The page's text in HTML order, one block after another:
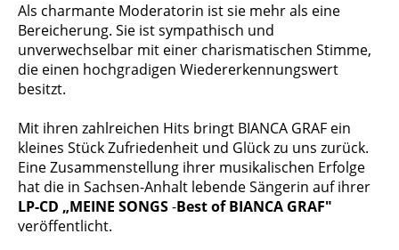
Als charmante Moderatorin ist sie mehr als eine
Berei­cherung. Sie ist sympathisch und
unverwechselbar mit einer charismatischen Stimme,
die einen hochgradigen Wiedererkennungswert
besitzt.
Mit ihren zahlreichen Hits bringt BIANCA GRAF ein
kleines Stück Zufriedenheit und Glück zu uns zurück.
Eine Zusam­menstellung ihrer musikalischen Erfolge
hat die in Sachsen-Anhalt lebende Sängerin auf ihrer
LP-CD „MEINE SONGS-Best of BIANCA GRAF"
veröffentlicht.